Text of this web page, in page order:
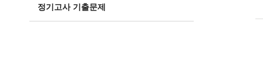
정기고사 기출문제